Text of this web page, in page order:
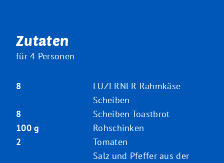
Zutaten
für 4 Personen
8
LUZERNER Rahmkäse
Scheiben
8
Scheiben Toastbrot
100 g
Rohschinken
2
Tomaten
Salz und Pfeffer aus der